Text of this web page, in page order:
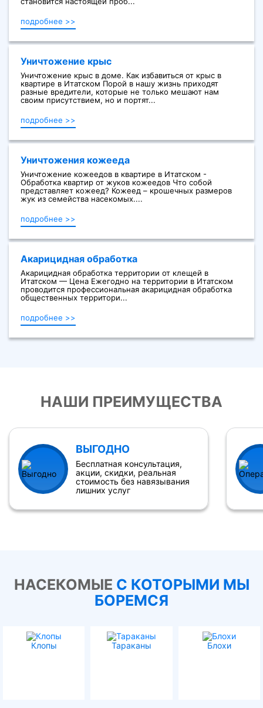
подробнее >>
Уничтожение крыс
Уничтожение крыс в доме. Как избавиться от крыс в
квартире в Итатском Порой в нашу жизнь приходят
разные вредители, которые не только мешают нам
своим присутствием, но и портят...
подробнее >>
Уничтожения кожееда
Уничтожение кожеедов в квартире в Итатском -
Обработка квартир от жуков кожеедов Что собой
представляет кожеед? Кожеед – крошечных размеров
жук из семейства насекомых....
подробнее >>
Акарицидная обработка
Акарицидная обработка территории от клещей в
Итатском — Цена Ежегодно на территории в Итатском
проводится профессиональная акарицидная обработка
общественных территори...
подробнее >>
НАШИ ПРЕИМУЩЕСТВА
ВЫГОДНО
Бесплатная консультация,
акции, скидки, реальная
стоимость без навязывания
лишних услуг
НАСЕКОМЫЕ С КОТОРЫМИ МЫ
БОРЕМСЯ
Клопы Тараканы Блохи